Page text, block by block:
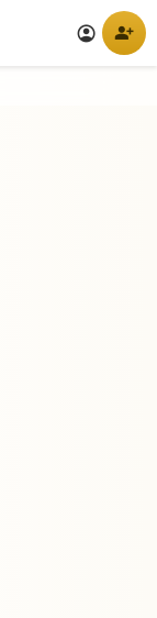
account_circle person_add